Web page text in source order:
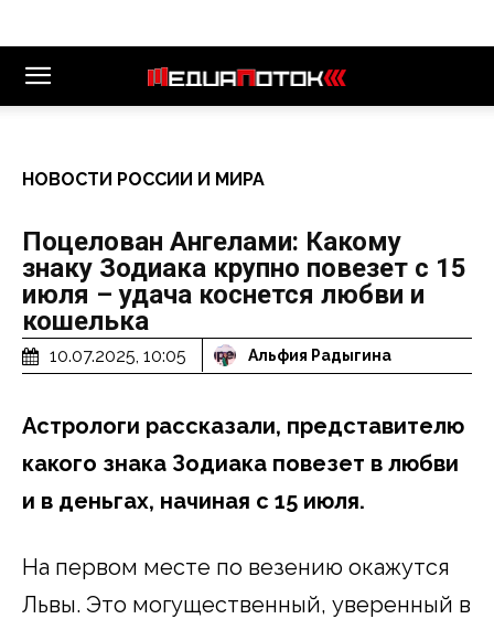
НОВОСТИ РОССИИ И МИРА
Поцелован Ангелами: Какому
знаку Зодиака крупно повезет с 15
июля – удача коснется любви и
кошелька
10.07.2025, 10:05 Альфия Радыгина
Астрологи рассказали, представителю
какого знака Зодиака повезет в любви
и в деньгах, начиная с 15 июля.
На первом месте по везению окажутся
Львы. Это могущественный, уверенный в